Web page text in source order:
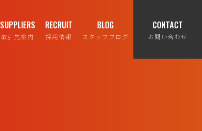
SUPPLIERS
取引先案内
RECRUIT
採用情報
BLOG
スタッフブログ
CONTACT
お問い合わせ